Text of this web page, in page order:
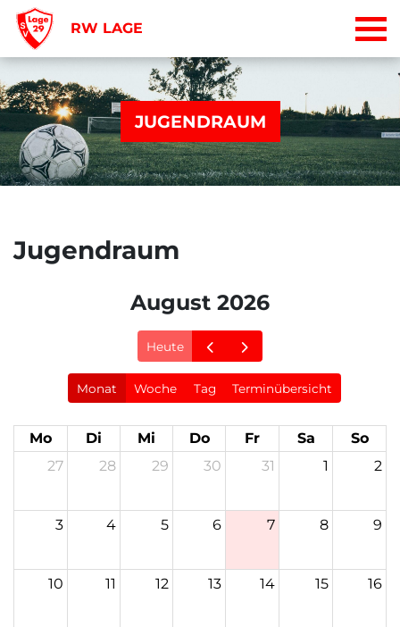
RW LAGE
JUGENDRAUM
Jugendraum
August 2026
Heute
Monat Woche Tag Terminübersicht
Mo Di Mi Do Fr Sa
So
27
28 29 30 31 1 2
3 4 5 6 7 8 9
10 11 12 13 14 15 16